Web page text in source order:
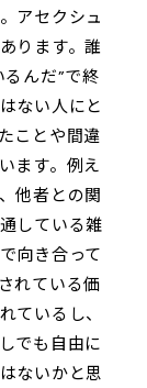
アセクシュ
ります。誰
んだ”で終
ない人にと
ことや間違
ます。例え
他者との関
している雑
向き合って
れている価
ているし、
でも自由に
ないかと思